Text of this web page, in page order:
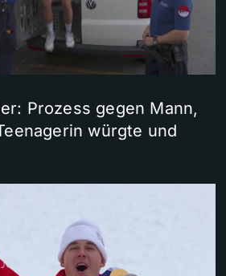
Prozess gegen Mann,
würgte und